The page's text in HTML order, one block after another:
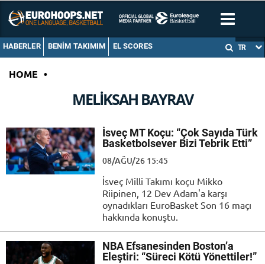
HABERLER BENIM TAKIMIM EL SCORES TR
HOME •
MELIKSAH BAYRAV
İsveç MT Koçu: “Çok Sayıda Türk
Basketbolsever Bizi Tebrik Etti”
08/AĞU/26 15:45
İsveç Milli Takımı koçu Mikko
Riipinen, 12 Dev Adam'a karşı
oynadıkları EuroBasket Son 16 maçı
hakkında konuştu.
NBA Efsanesinden Boston’a
Eleştiri: “Süreci Kötü Yönettiler!”